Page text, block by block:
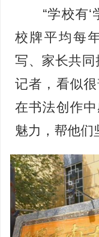
“学校有‘
校牌平均每
写、家长共
记者，看似
在书法创作
魅力，帮他们